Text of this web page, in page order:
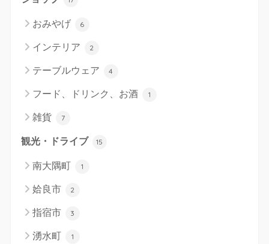
おみやげ 6
インテリア 2
テーブルウェア 4
フード、ドリンク、お酒 1
雑貨 7
観光・ドライブ 15
南大隅町 1
姶良市 2
指宿市 3
湧水町 1